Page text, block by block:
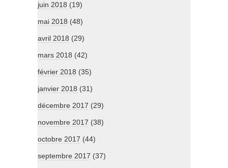
juin 2018 (19)
mai 2018 (48)
avril 2018 (29)
mars 2018 (42)
février 2018 (35)
janvier 2018 (31)
décembre 2017 (29)
novembre 2017 (38)
octobre 2017 (44)
septembre 2017 (37)